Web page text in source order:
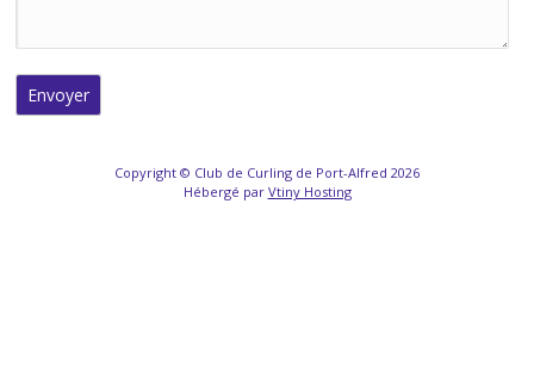
Copyright © Club de Curling de Port-Alfred 2026
Hébergé par Vtiny Hosting